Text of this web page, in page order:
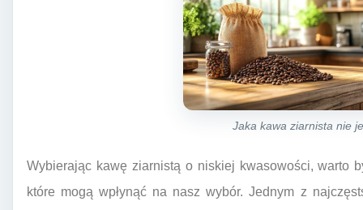
Jaka kawa ziarnista nie
Wybierając kawę ziarnistą o niskiej kwasowości, warto
które mogą wpłynąć na nasz wybór. Jednym z